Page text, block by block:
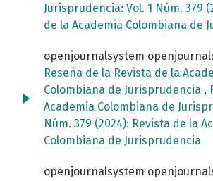
Jurisprudencia: Vol. 1 Núm. 379
de la Academia Colombiana de
openjournalsystem
Reseña de la Revista de la
Colombiana de Jurisprudencia ,
Academia Colombiana de
Núm. 379 (2024): Revista de la
Colombiana de Jurisprudencia
openjournalsystem